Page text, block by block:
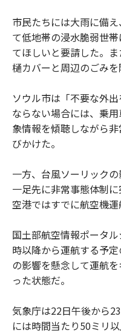
市民たちには大雨に備
て低地帯の浸水脆弱世
てほしいと要請した。
樋カバーと周辺のごみ
ソウル市は「不要な外
ならない場合には、乗
象情報を傾聴しながら
びかけた。
一方、台風ソーリック
一足先に非常事態体制
空港ではすでに航空機運
国土部航空情報ポータ
時以降から運航する予
の影響を懸念して運航
った状態だ。
気象庁は22日午後から
には時間当たり50ミリ